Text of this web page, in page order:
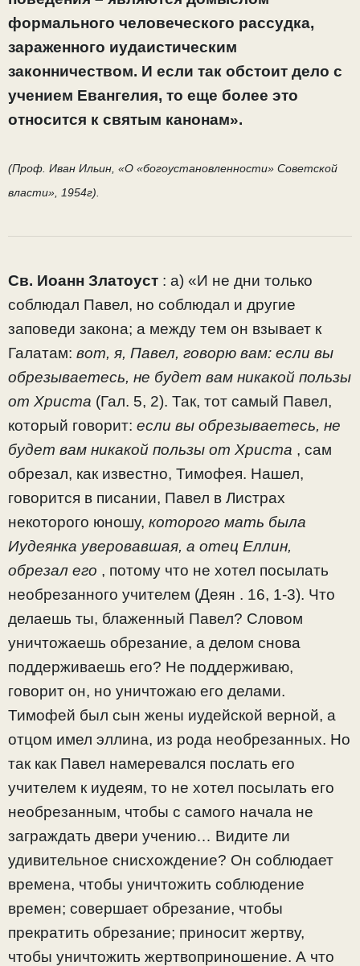
формального человеческого рассудка,
зараженного иудаистическим
законничеством. И если так обстоит дело с
учением Евангелия, то еще более это
относится к святым канонам».
(Проф. Иван Ильин, «О «богоустановленности» Советской
власти», 1954г).
Св. Иоанн Златоуст : а) «И не дни только
соблюдал Павел, но соблюдал и другие
заповеди закона; а между тем он взывает к
Галатам: вот, я, Павел, говорю вам: если вы
обрезываетесь, не будет вам никакой пользы
от Христа (Гал. 5, 2). Так, тот самый Павел,
который говорит: если вы обрезываетесь, не
будет вам никакой пользы от Христа , сам
обрезал, как известно, Тимофея. Нашел,
говорится в писании, Павел в Листрах
некоторого юношу, которого мать была
Иудеянка уверовавшая, а отец Еллин,
обрезал его , потому что не хотел посылать
необрезанного учителем (Деян . 16, 1-3). Что
делаешь ты, блаженный Павел? Словом
уничтожаешь обрезание, а делом снова
поддерживаешь его? Не поддерживаю,
говорит он, но уничтожаю его делами.
Тимофей был сын жены иудейской верной, а
отцом имел эллина, из рода необрезанных. Но
так как Павел намеревался послать его
учителем к иудеям, то не хотел посылать его
необрезанным, чтобы с самого начала не
заграждать двери учению… Видите ли
удивительное снисхождение? Он соблюдает
времена, чтобы уничтожить соблюдение
времен; совершает обрезание, чтобы
прекратить обрезание; приносит жертву,
чтобы уничтожить жертвоприношение. А что